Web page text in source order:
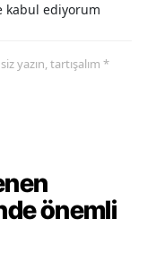
kabul ediyorum
yazın, tartışalım *
önemli